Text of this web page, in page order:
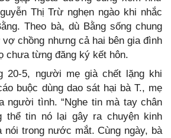
Thị Trừ nghẹn ngào khi nhắc
Theo bà, dù Bằng sống chung
vợ chồng nhưng cả hai bên gia đình
chưa từng đăng ký kết hôn.
20-5, người mẹ già chết lặng khi
buộc dùng dao sát hại bà T., mẹ
người tình. “Nghe tin mà tay chân
thể tin nó lại gây ra chuyện kinh
nói trong nước mắt. Cùng ngày, bà